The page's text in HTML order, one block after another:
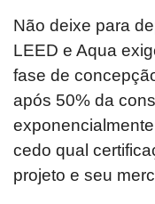
Não deixe para
LEED e Aqua
fase de
após 50% da
cedo qual
projeto e seu